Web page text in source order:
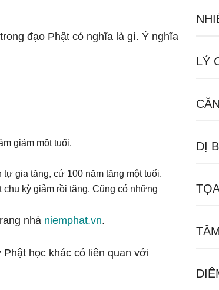
đạo Phật có nghĩa là gì. Ý nghĩa
giảm một tuổi.
gia tăng, cứ 100 năm tăng một tuổi.
kỳ giảm rồi tăng. Cũng có những
nhà niemphat.vn.
học khác có liên quan với
LÝ
DỊ